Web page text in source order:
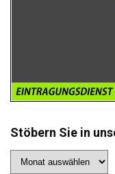
Stöbern Sie in
Sie